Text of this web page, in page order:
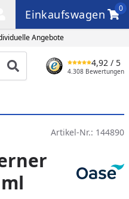
Angebote
Einkaufswagen
0
Einkaufswagen
Produkt suchen
4,92 / 5
4.308 Bewertungen
Artikel-Nr.: 144890